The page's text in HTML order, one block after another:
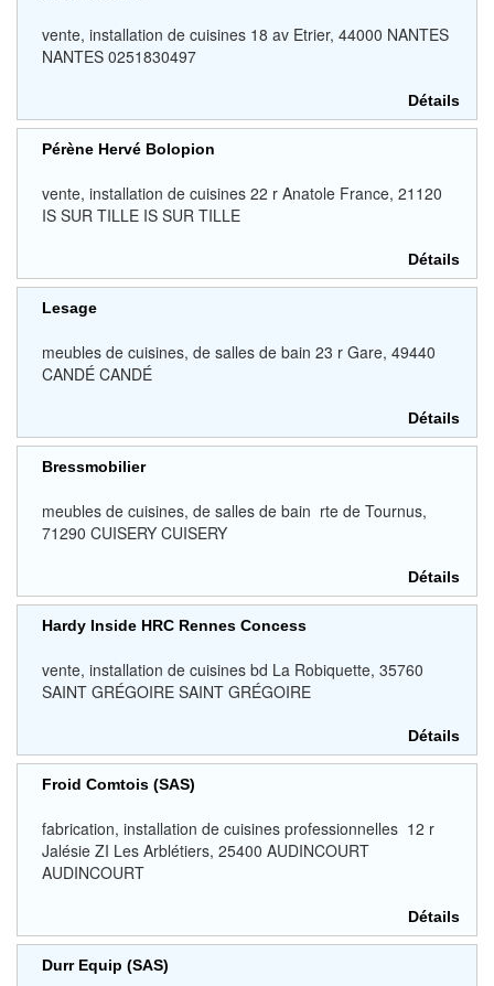
vente, installation de cuisines 18 av Etrier, 44000 NANTES
NANTES 0251830497
Détails
Pérène Hervé Bolopion
vente, installation de cuisines 22 r Anatole France, 21120
IS SUR TILLE IS SUR TILLE
Détails
Lesage
meubles de cuisines, de salles de bain 23 r Gare, 49440
CANDÉ CANDÉ
Détails
Bressmobilier
meubles de cuisines, de salles de bain rte de Tournus,
71290 CUISERY CUISERY
Détails
Hardy Inside HRC Rennes Concess
vente, installation de cuisines bd La Robiquette, 35760
SAINT GRÉGOIRE SAINT GRÉGOIRE
Détails
Froid Comtois (SAS)
fabrication, installation de cuisines professionnelles 12 r
Jalésie ZI Les Arblétiers, 25400 AUDINCOURT
AUDINCOURT
Détails
Durr Equip (SAS)